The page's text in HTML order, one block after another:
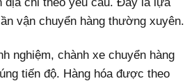
vận chuyển hàng thường xuyên.
nghiệm, chành xe chuyển hàng
tiến độ. Hàng hóa được theo